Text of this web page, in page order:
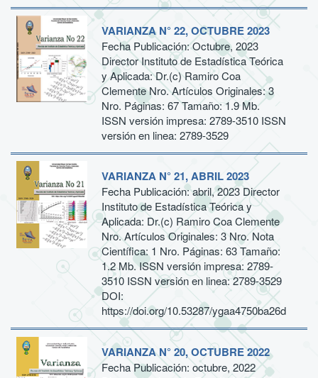
VARIANZA N° 22, OCTUBRE 2023
Fecha Publicación: Octubre, 2023
Director Instituto de Estadística Teórica
y Aplicada: Dr.(c) Ramiro Coa
Clemente Nro. Artículos Originales: 3
Nro. Páginas: 67 Tamaño: 1.9 Mb.
ISSN versión impresa: 2789-3510 ISSN
versión en linea: 2789-3529
VARIANZA N° 21, ABRIL 2023
Fecha Publicación: abril, 2023 Director
Instituto de Estadística Teórica y
Aplicada: Dr.(c) Ramiro Coa Clemente
Nro. Artículos Originales: 3 Nro. Nota
Científica: 1 Nro. Páginas: 63 Tamaño:
1.2 Mb. ISSN versión impresa: 2789-
3510 ISSN versión en linea: 2789-3529
DOI:
https://doi.org/10.53287/ygaa4750ba26d
VARIANZA N° 20, OCTUBRE 2022
Fecha Publicación: octubre, 2022